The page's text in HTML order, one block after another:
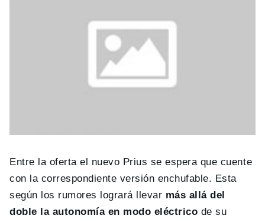
Entre la oferta el nuevo Prius se espera que cuente
con la correspondiente versión enchufable. Esta
según los rumores logrará llevar más allá del
doble la autonomía en modo eléctrico de su